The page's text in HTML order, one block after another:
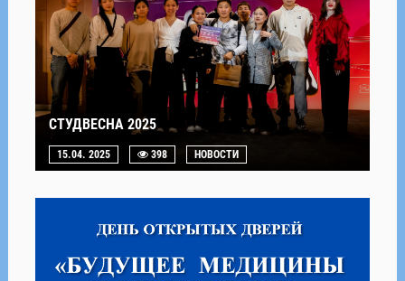
СТУДВЕСНА 2025
15.04. 2025 398 НОВОСТИ